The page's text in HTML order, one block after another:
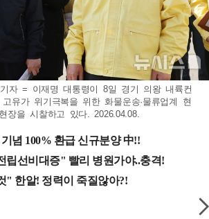
자 = 이재명 대통령이 8일 경기 의왕 내륙컨
유가 위기극복을 위한 화물운송·물류업계 현
장을 시찰하고 있다. 2026.04.08.